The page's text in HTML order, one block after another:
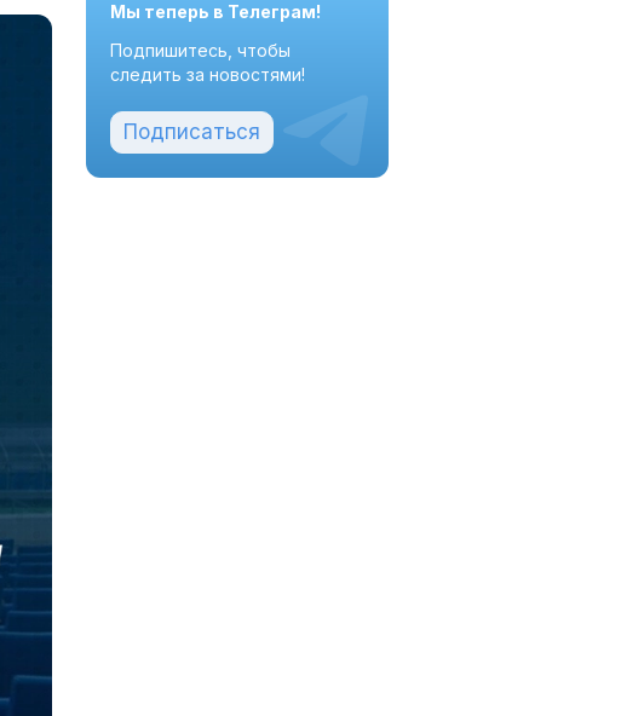
Мы теперь в Телеграм!
Подпишитесь, чтобы
следить за новостями!
Подписаться